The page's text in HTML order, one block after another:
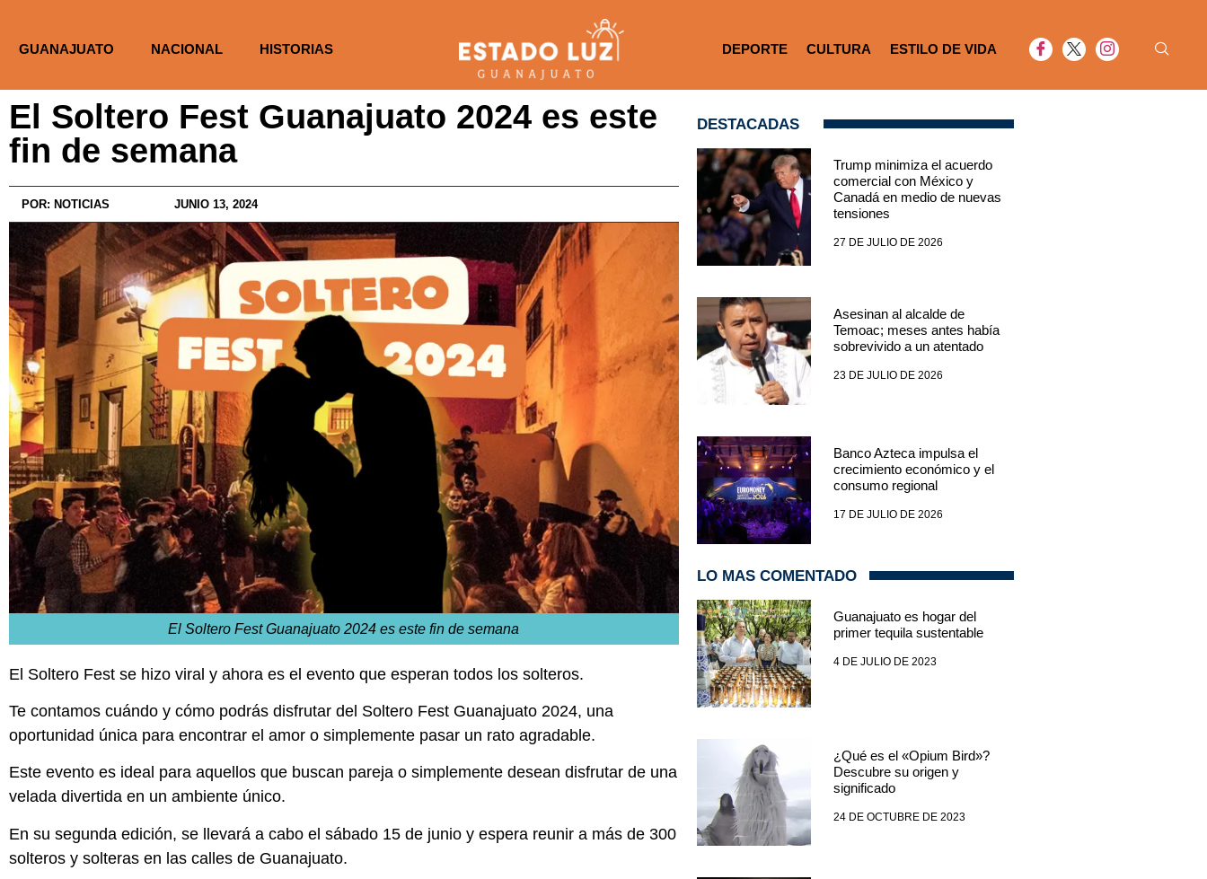
GUANAJUATO NACIONAL HISTORIAS DEPORTE CULTURA ESTILO DE VIDA
El Soltero Fest Guanajuato 2024 es este
fin de semana
POR: NOTICIAS JUNIO 13, 2024
El Soltero Fest Guanajuato 2024 es este fin de semana
El Soltero Fest se hizo viral y ahora es el evento que esperan todos los solteros.
Te contamos cuándo y cómo podrás disfrutar del Soltero Fest Guanajuato 2024, una
oportunidad única para encontrar el amor o simplemente pasar un rato agradable.
Este evento es ideal para aquellos que buscan pareja o simplemente desean disfrutar de una
velada divertida en un ambiente único.
En su segunda edición, se llevará a cabo el sábado 15 de junio y espera reunir a más de 300
solteros y solteras en las calles de Guanajuato.
DESTACADAS
Trump minimiza el acuerdo
comercial con México y
Canadá en medio de nuevas
tensiones
27 DE JULIO DE 2026
Asesinan al alcalde de
Temoac; meses antes había
sobrevivido a un atentado
23 DE JULIO DE 2026
Banco Azteca impulsa el
crecimiento económico y el
consumo regional
17 DE JULIO DE 2026
LO MAS COMENTADO
Guanajuato es hogar del
primer tequila sustentable
4 DE JULIO DE 2023
¿Qué es el «Opium Bird»?
Descubre su origen y
significado
24 DE OCTUBRE DE 2023